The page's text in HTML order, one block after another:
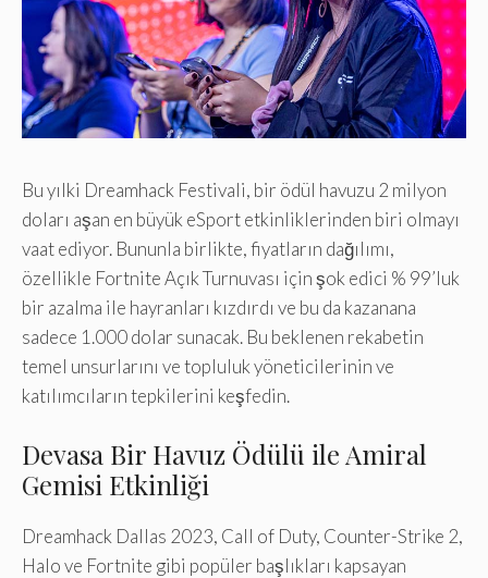
Bu yılki Dreamhack Festivali, bir ödül havuzu 2 milyon
doları aşan en büyük eSport etkinliklerinden biri olmayı
vaat ediyor. Bununla birlikte, fiyatların dağılımı,
özellikle Fortnite Açık Turnuvası için şok edici % 99’luk
bir azalma ile hayranları kızdırdı ve bu da kazanana
sadece 1.000 dolar sunacak. Bu beklenen rekabetin
temel unsurlarını ve topluluk yöneticilerinin ve
katılımcıların tepkilerini keşfedin.
Devasa Bir Havuz Ödülü ile Amiral
Gemisi Etkinliği
Dreamhack Dallas 2023, Call of Duty, Counter-Strike 2,
Halo ve Fortnite gibi popüler başlıkları kapsayan